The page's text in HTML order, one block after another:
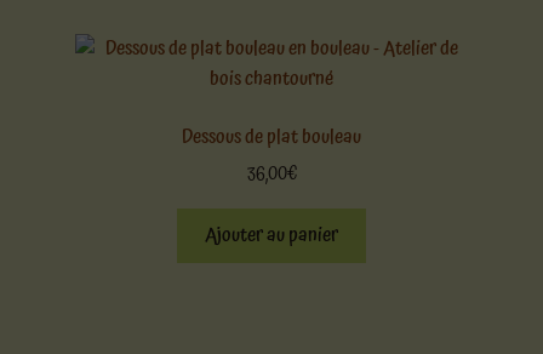
Dessous de plat bouleau
36,00€
Ajouter au panier